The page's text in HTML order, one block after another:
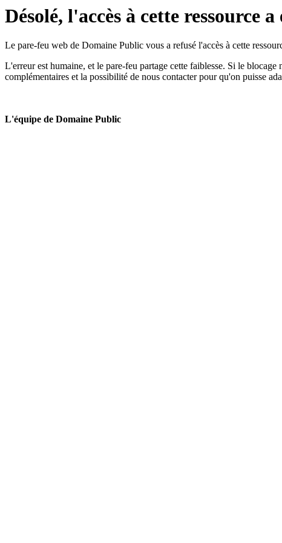
Désolé, l'accès à cette ressource
Le pare-feu web de Domaine Public vous a refusé l'accès à cette
L'erreur est humaine, et le pare-feu partage cette faiblesse. Si le
complémentaires et la possibilité de nous contacter pour qu'on puisse
L'équipe de Domaine Public